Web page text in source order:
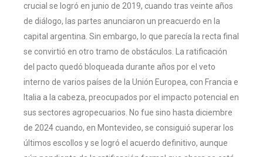
crucial se logró en junio de 2019, cuando tras veinte años
de diálogo, las partes anunciaron un preacuerdo en la
capital argentina. Sin embargo, lo que parecía la recta final
se convirtió en otro tramo de obstáculos. La ratificación
del pacto quedó bloqueada durante años por el veto
interno de varios países de la Unión Europea, con Francia e
Italia a la cabeza, preocupados por el impacto potencial en
sus sectores agropecuarios. No fue sino hasta diciembre
de 2024 cuando, en Montevideo, se consiguió superar los
últimos escollos y se logró el acuerdo definitivo, aunque